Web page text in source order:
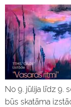
No 9. jūlija līdz 9.
būs skatāma